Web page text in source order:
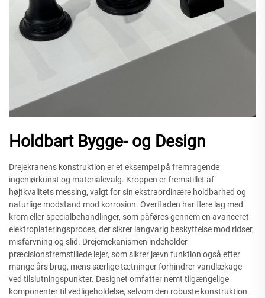
Holdbart Bygge- og Design
Drejekranens konstruktion er et eksempel på fremragende
ingeniørkunst og materialevalg. Kroppen er fremstillet af
højtkvalitets messing, valgt for sin ekstraordinære holdbarhed og
naturlige modstand mod korrosion. Overfladen har flere lag med
krom eller specialbehandlinger, som påføres gennem en avanceret
elektroplateringsproces, der sikrer langvarig beskyttelse mod ridser,
misfarvning og slid. Drejemekanismen indeholder
præcisionsfremstillede lejer, som sikrer jævn funktion også efter
mange års brug, mens særlige tætninger forhindrer vandlækage
ved tilslutningspunkter. Designet omfatter nemt tilgængelige
komponenter til vedligeholdelse, selvom den robuste konstruktion